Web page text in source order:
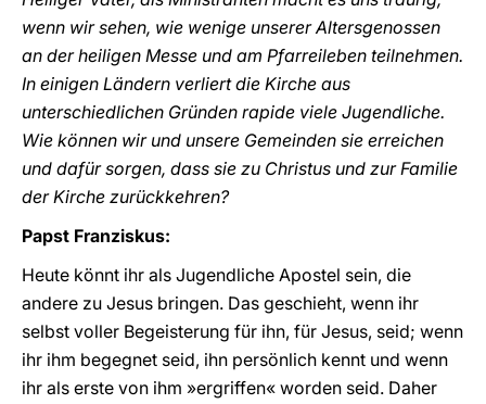
wenn wir sehen, wie wenige unserer Altersgenossen
an der heiligen Messe und am Pfarreileben teilnehmen.
In einigen Ländern verliert die Kirche aus
unterschiedlichen Gründen rapide viele Jugendliche.
Wie können wir und unsere Gemeinden sie erreichen
und dafür sorgen, dass sie zu Christus und zur Familie
der Kirche zurückkehren?
Papst Franziskus:
Heute könnt ihr als Jugendliche Apostel sein, die
andere zu Jesus bringen. Das geschieht, wenn ihr
selbst voller Begeisterung für ihn, für Jesus, seid; wenn
ihr ihm begegnet seid, ihn persönlich kennt und wenn
ihr als erste von ihm »ergriffen« worden seid. Daher